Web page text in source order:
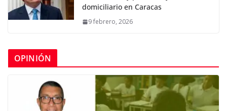
domiciliario en Caracas
9 febrero, 2026
OPINIÓN